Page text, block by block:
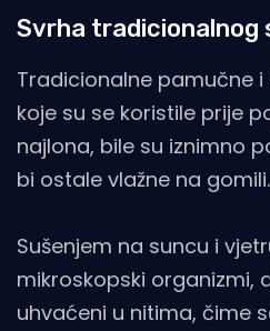
Svrha tradicionalnog
Tradicionalne pamučne i
koje su se koristile prije
najlona, bile su iznimno
bi ostale vlažne na gomili.
Sušenjem na suncu i
mikroskopski organizmi,
uhvaćeni u nitima, čime